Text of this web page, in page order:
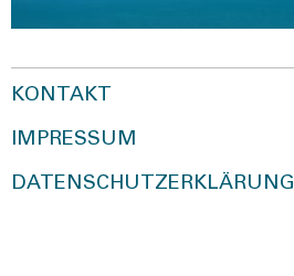
KONTAKT
IMPRESSUM
DATENSCHUTZERKLÄRUNG